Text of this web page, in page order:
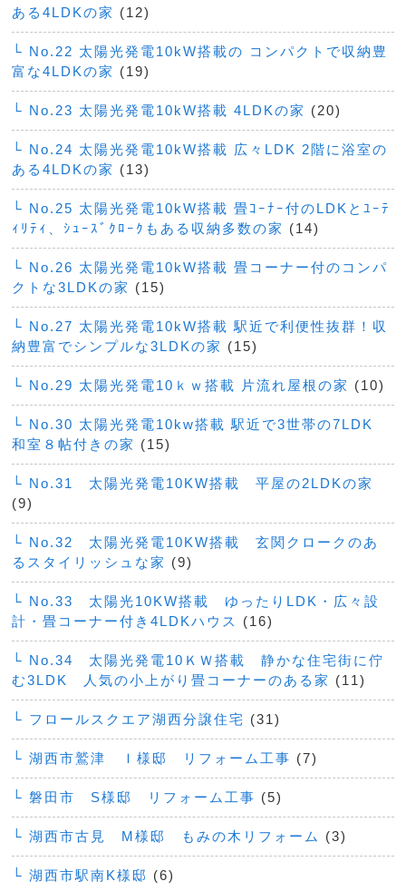
ある4LDKの家 (12)
└ No.22 太陽光発電10kW搭載の コンパクトで収納豊
富な4LDKの家 (19)
└ No.23 太陽光発電10kW搭載 4LDKの家 (20)
└ No.24 太陽光発電10kW搭載 広々LDK 2階に浴室の
ある4LDKの家 (13)
└ No.25 太陽光発電10kW搭載 畳ｺｰﾅｰ付のLDKとﾕｰﾃ
ｨﾘﾃｨ、ｼｭｰｽﾞｸﾛｰｸもある収納多数の家 (14)
└ No.26 太陽光発電10kW搭載 畳コーナー付のコンパ
クトな3LDKの家 (15)
└ No.27 太陽光発電10kW搭載 駅近で利便性抜群！収
納豊富でシンプルな3LDKの家 (15)
└ No.29 太陽光発電10ｋｗ搭載 片流れ屋根の家 (10)
└ No.30 太陽光発電10kw搭載 駅近で3世帯の7LDK
和室８帖付きの家 (15)
└ No.31 太陽光発電10KW搭載 平屋の2LDKの家
(9)
└ No.32 太陽光発電10KW搭載 玄関クロークのあ
るスタイリッシュな家 (9)
└ No.33 太陽光10KW搭載 ゆったりLDK・広々設
計・畳コーナー付き4LDKハウス
(16)
└ No.34 太陽光発電10ＫＷ搭載 静かな住宅街に佇
む3LDK 人気の小上がり畳コーナーのある家 (11)
└ フロールスクエア湖西分譲住宅 (31)
└ 湖西市鷲津 Ｉ様邸 リフォーム工事 (7)
└ 磐田市 S様邸 リフォーム工事 (5)
└ 湖西市古見 M様邸 もみの木リフォーム (3)
└ 湖西市駅南K様邸 (6)